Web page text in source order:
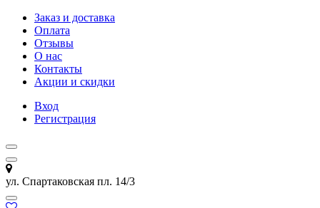
Заказ и доставка
Оплата
Отзывы
О нас
Контакты
Акции и скидки
Вход
Регистрация
ул. Спартаковская пл. 14/3